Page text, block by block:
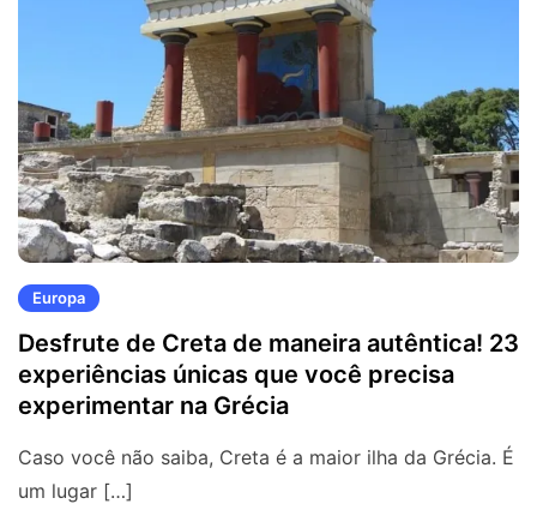
Europa
Desfrute de Creta de maneira autêntica! 23
experiências únicas que você precisa
experimentar na Grécia
Caso você não saiba, Creta é a maior ilha da Grécia. É
um lugar […]